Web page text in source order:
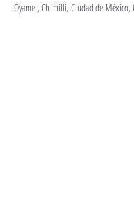
Oyamel, Chimilli, Ciudad de México,